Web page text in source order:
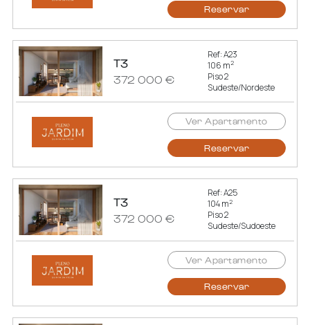
Reservar
T3
372 000 €
Ref: A23
106 m2
Piso 2
Sudeste/Nordeste
Ver Apartamento
Reservar
T3
372 000 €
Ref: A25
104 m2
Piso 2
Sudeste/Sudoeste
Ver Apartamento
Reservar